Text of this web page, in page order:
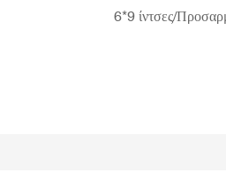
6*9 ίντσες/